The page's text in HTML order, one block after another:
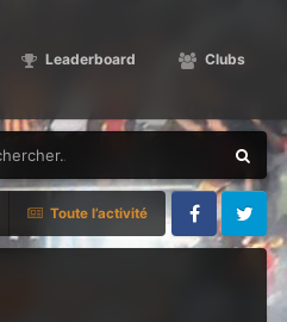
Leaderboard Clubs
Toute l’activité
FacebookTwitter